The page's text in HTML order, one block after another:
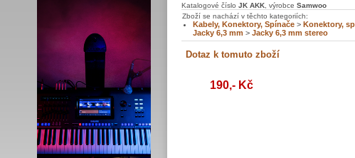
Katalogové číslo JK AKK , výrobce Samwoo
Zboží se nachází v těchto kategoriích:
Kabely, Konektory, Spínače > Konektory,
Jacky 6,3 mm > Jacky 6,3 mm stereo
190,- Kč